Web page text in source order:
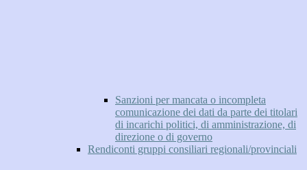
Sanzioni per mancata o incompleta
comunicazione dei dati da parte dei titolari
di incarichi politici, di amministrazione, di
direzione o di governo
Rendiconti gruppi consiliari regionali/provinciali